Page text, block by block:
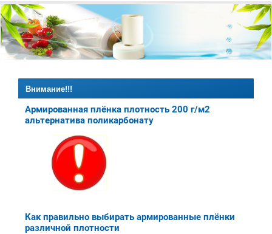
Внимание!!!
Армированная плёнка плотность 200 г/м2
альтернатива поликарбонату
Как правильно выбирать армированные плёнки
различной плотности